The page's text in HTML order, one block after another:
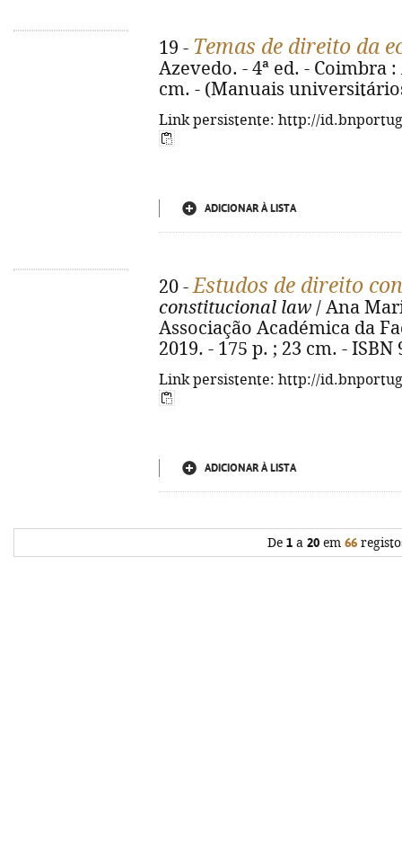
19 - Temas de direito da
Azevedo. - 4ª ed. - Coimbra
cm. - (Manuais
Link persistente: http://
ADICIONAR À LISTA
20 -Estudos de direito
constitucional law / Ana
Associação Académica da
2019. - 175 p. ; 23 cm. - ISBN
Link persistente: http://
ADICIONAR À LISTA
De 1a 20em 66